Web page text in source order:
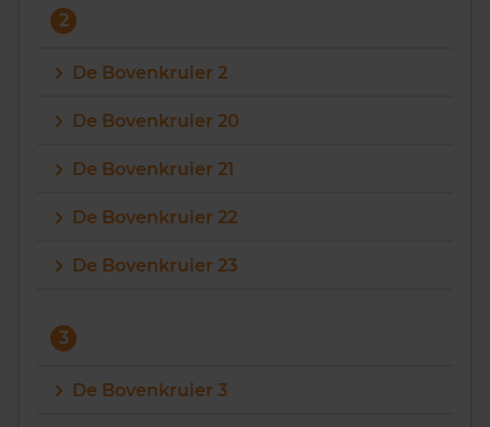
2
De Bovenkruier 2
De Bovenkruier 20
De Bovenkruier 21
De Bovenkruier 22
De Bovenkruier 23
3
De Bovenkruier 3